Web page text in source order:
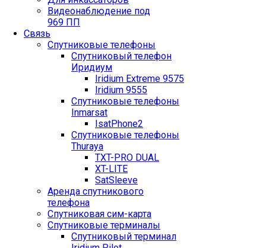
Видеонаблюдение под
969 ПП
Связь
Спутниковые телефоны
Спутниковый телефон
Иридиум
Iridium Extreme 9575
Iridium 9555
Спутниковые телефоны
Inmarsat
IsatPhone2
Спутниковые телефоны
Thuraya
TXT-PRO DUAL
XT-LITE
SatSleeve
Аренда спутникового
телефона
Спутниковая сим-карта
Спутниковые терминалы
Спутниковый терминал